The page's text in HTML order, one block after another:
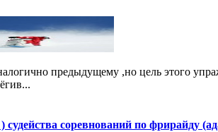
предыдущему ,но цель этого
соревнований по фрирайду